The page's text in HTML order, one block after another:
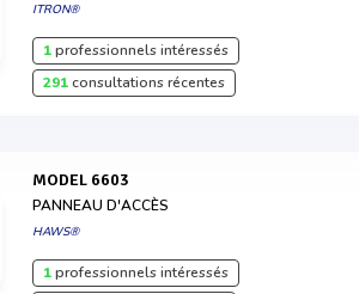
ITRON®
1professionnels intéressés
291consultations récentes
MODEL 6603
PANNEAU D'ACCÈS
HAWS®
1professionnels intéressés